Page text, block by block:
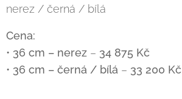
nerez / černá / bílá
Cena:
• 36 cm – nerez – 34 875 Kč
• 36 cm – černá / bílá – 33 200 Kč